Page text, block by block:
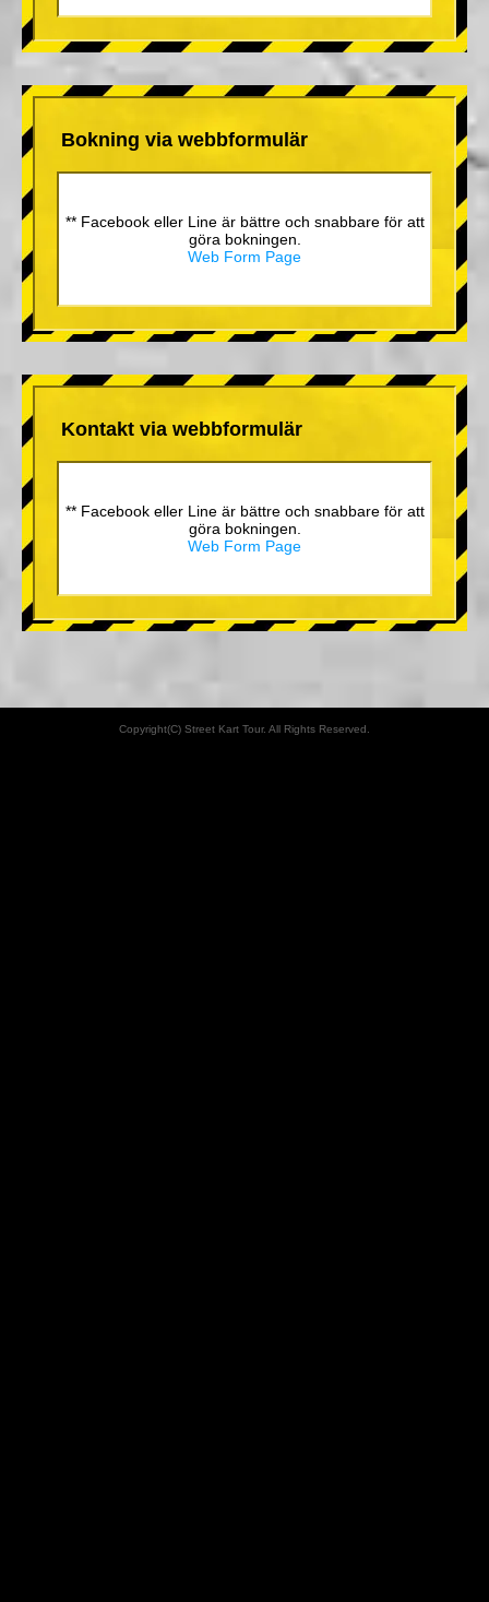
Bokning via webbformulär
** Facebook eller Line är bättre och snabbare för att
göra bokningen.
Web Form Page
Kontakt via webbformulär
** Facebook eller Line är bättre och snabbare för att
göra bokningen.
Web Form Page
Copyright(C) Street Kart Tour. All Rights Reserved.